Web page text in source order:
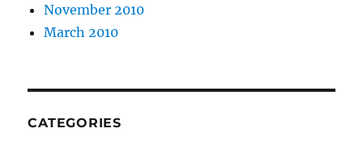
November 2010
March 2010
CATEGORIES